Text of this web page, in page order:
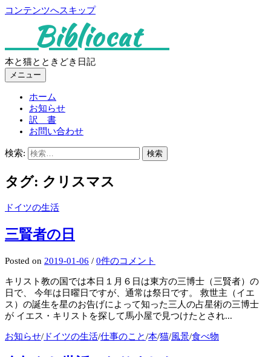
コンテンツへスキップ
Bibliocat
本と猫とときどき日記
メニュー
ホーム
お知らせ
訳 書
お問い合わせ
検索:
タグ: クリスマス
ドイツの生活
三賢者の日
Posted on 2019-01-06 / 0件のコメント
キリスト教の国では本日１月６日は東方の三博士（三賢者）の
日で、 今年は日曜日ですが、通常は祭日です。 救世主（イエ
ス）の誕生を星のお告げによって知った三人の占星術の三博士
が イエス・キリストを探して馬小屋で見つけたとされ...
お知らせ/ ドイツの生活/仕事のこと/本/猫/風景/食べ物